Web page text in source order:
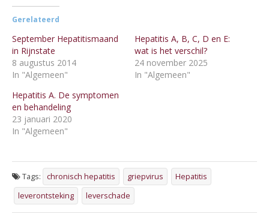
Gerelateerd
September Hepatitismaand
in Rijnstate
8 augustus 2014
In "Algemeen"
Hepatitis A, B, C, D en E:
wat is het verschil?
24 november 2025
In "Algemeen"
Hepatitis A. De symptomen
en behandeling
23 januari 2020
In "Algemeen"
Tags: chronisch hepatitis griepvirus
Hepatitis
leverontsteking
leverschade